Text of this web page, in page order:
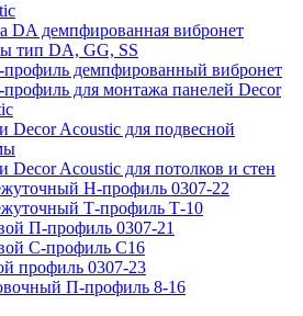
DA демпфированная вибронет
тип DA, GG, SS
демпфированный вибронет
для монтажа панелей Decor
Decor Acoustic для подвесной
Decor Acoustic для потолков и стен
Н-профиль 0307-22
Т-профиль Т-10
П-профиль 0307-21
С-профиль С16
профиль 0307-23
П-профиль 8-16